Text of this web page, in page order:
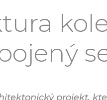
projekt,